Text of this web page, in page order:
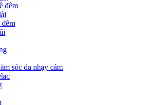
đêm
đêm
sóc da nhạy cảm